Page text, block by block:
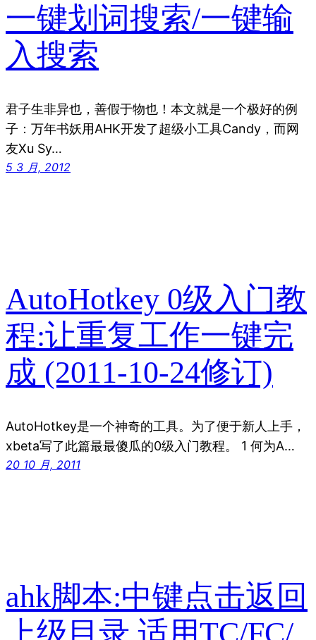
一键划词搜索/一键输
入搜索
君子生非异也，善假于物也！本文就是一个极好的例
子：万年书妖用AHK开发了超级小工具Candy，而网
友Xu Sy…
5 3 月, 2012
AutoHotkey 0级入门教
程:让重复工作一键完
成 (2011-10-24修订)
AutoHotkey是一个神奇的工具。为了便于新人上手，
xbeta写了此篇最最傻瓜的0级入门教程。 1 何为A…
20 10 月, 2011
ahk脚本:中键点击返回